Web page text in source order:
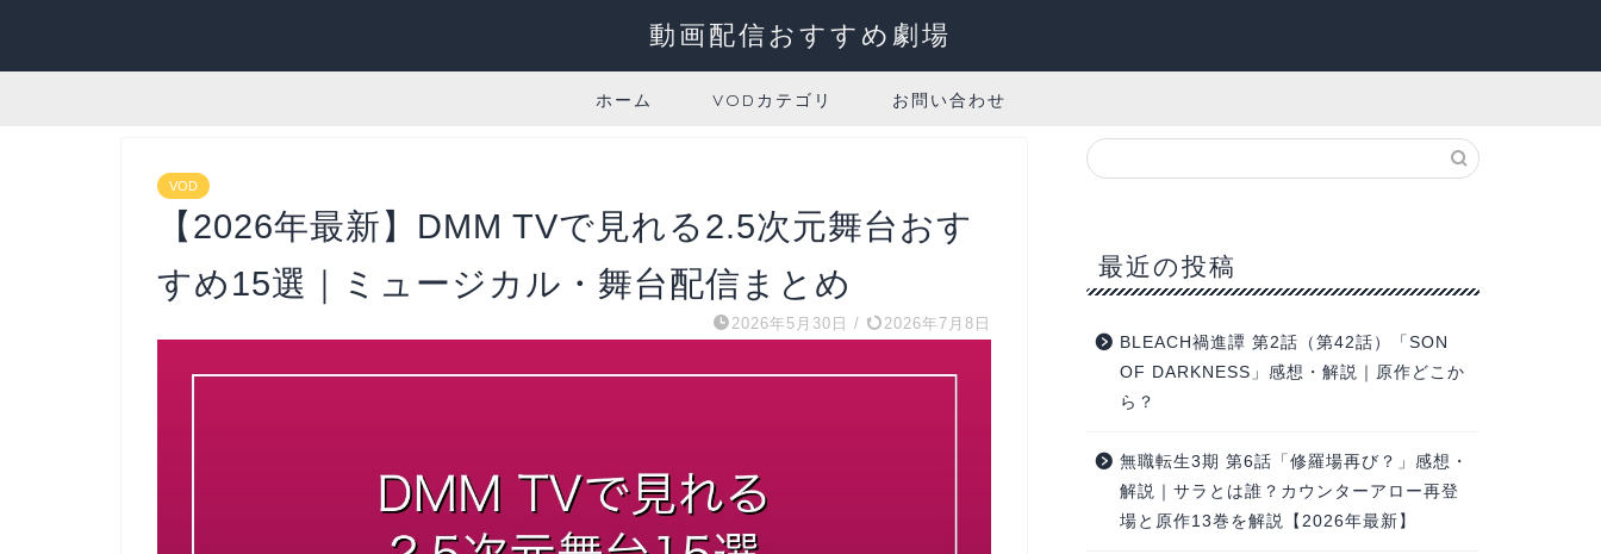
動画配信おすすめ劇場
ホーム VODカテゴリ お問い合わせ
VOD
【2026年最新】DMM TVで見れる2.5次元舞台おす
すめ15選｜ミュージカル・舞台配信まとめ
2026年5月30日 / 2026年7月8日
最近の投稿
BLEACH禍進譚 第2話（第42話）「SON
OF DARKNESS」感想・解説｜原作どこか
ら？
無職転生3期 第6話「修羅場再び？」感想・
解説｜サラとは誰？カウンターアロー再登
場と原作13巻を解説【2026年最新】